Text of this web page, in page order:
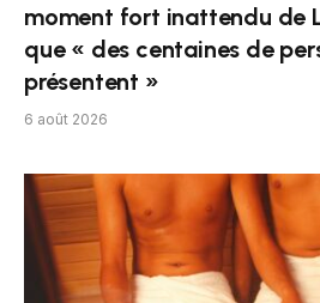
moment fort inattendu de
que « des centaines de
présentent »
6 août 2026